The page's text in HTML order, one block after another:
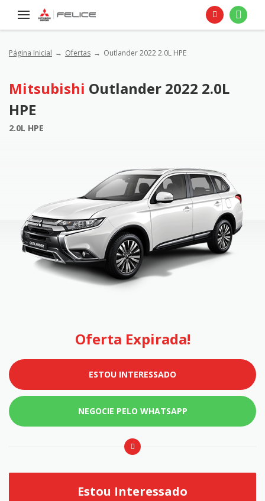
Página Inicial Ofertas Outlander 2022 2.0L HPE
Mitsubishi Outlander 2022 2.0L
HPE
2.0L HPE
Oferta Expirada!
ESTOU INTERESSADO
NEGOCIE PELO WHATSAPP
Estou Interessado